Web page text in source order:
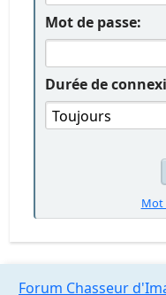
Mot de passe:
Durée de
Mot
Forum Chasseur